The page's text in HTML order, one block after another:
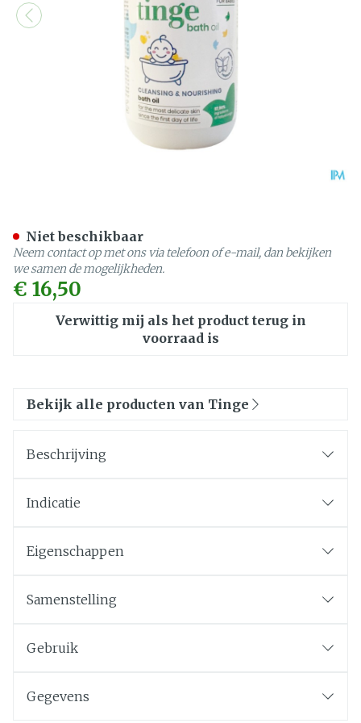
€ 16,50
Verwittig mij als het product terug in
voorraad is
Niet beschikbaar
Neem contact op met ons via telefoon of e-mail, dan bekijken
we samen de mogelijkheden.
Bekijk alle producten van Tinge
Beschrijving
Indicatie
Eigenschappen
Samenstelling
Gebruik
Gegevens